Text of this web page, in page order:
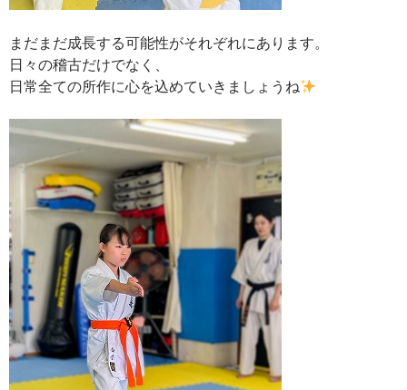
まだまだ成長する可能性がそれぞれにあります。
日々の稽古だけでなく、
日常全ての所作に心を込めていきましょうね